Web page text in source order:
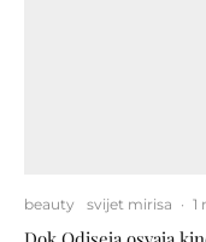
beauty svijet mirisa · 1